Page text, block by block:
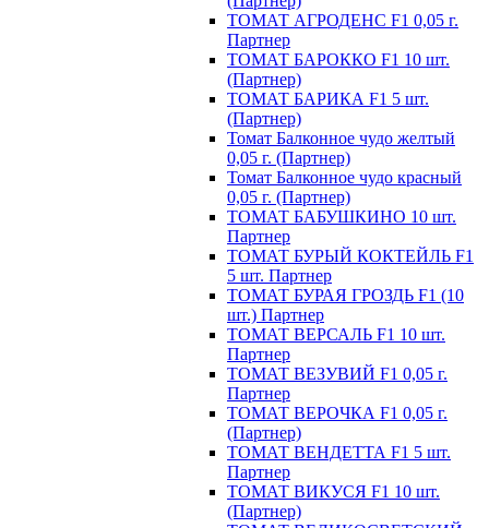
ТОМАТ АГРОДЕНС F1 0,05 г.
Партнер
ТОМАТ БАРОККО F1 10 шт.
(Партнер)
ТОМАТ БАРИКА F1 5 шт.
(Партнер)
Томат Балконное чудо желтый
0,05 г. (Партнер)
Томат Балконное чудо красный
0,05 г. (Партнер)
ТОМАТ БАБУШКИНО 10 шт.
Партнер
ТОМАТ БУРЫЙ КОКТЕЙЛЬ F1
5 шт. Партнер
ТОМАТ БУРАЯ ГРОЗДЬ F1 (10
шт.) Партнер
ТОМАТ ВЕРСАЛЬ F1 10 шт.
Партнер
ТОМАТ ВЕЗУВИЙ F1 0,05 г.
Партнер
ТОМАТ ВЕРОЧКА F1 0,05 г.
(Партнер)
ТОМАТ ВЕНДЕТТА F1 5 шт.
Партнер
ТОМАТ ВИКУСЯ F1 10 шт.
(Партнер)